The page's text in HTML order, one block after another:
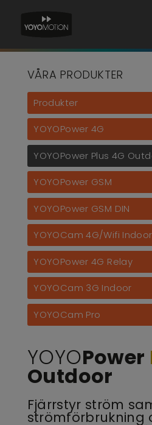
VÅRA PRODUKTER
Produkter
YOYOPower 4G
YOYOPower Plus 4G
YOYOPower GSM
YOYOPower GSM DIN
YOYOCam 4G/Wifi Indoor
YOYOPower 4G Relay
YOYOCam 3G Indoor
YOYOCam Pro
YOYOPower
Outdoor
Fjärrstyr ström
strömförbrukning